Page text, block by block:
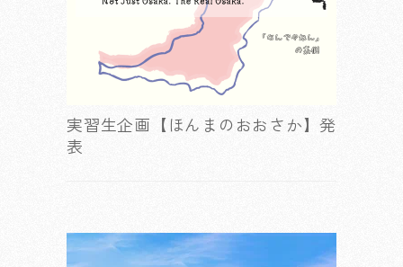
実習生企画【ほんまのおおさか】発
表